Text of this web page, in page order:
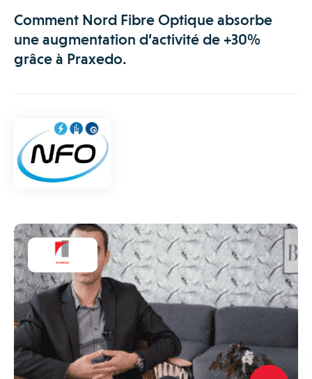
Comment Nord Fibre Optique absorbe
une augmentation d’activité de +30%
grâce à Praxedo.